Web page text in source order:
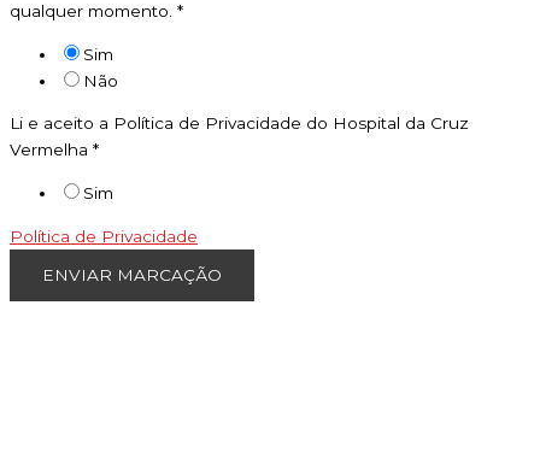
qualquer momento. *
Sim
Não
Li e aceito a Política de Privacidade do Hospital da Cruz
Vermelha *
Sim
Política de Privacidade
ENVIAR MARCAÇÃO